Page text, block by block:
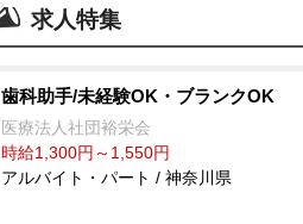
求人特集
歯科助手/未経験OK・ブランクOK
医療法人社団裕栄会
時給1,300円～1,550円
アルバイト・パート / 神奈川県